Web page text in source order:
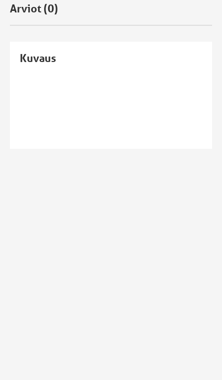
Arviot (0)
Kuvaus